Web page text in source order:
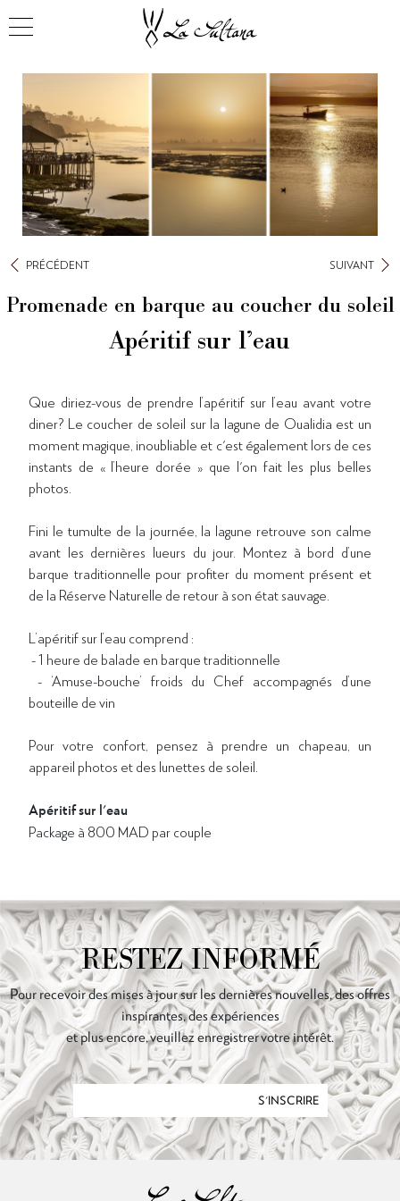
Promenade en barque au coucher du soleil
Apéritif sur l’eau
PRÉCÉDENT SUIVANT
Que diriez-vous de prendre l’apéritif sur l’eau avant votre
diner? Le coucher de soleil sur la lagune de Oualidia est un
moment magique, inoubliable et c'est également lors de ces
instants de « l’heure dorée » que l'on fait les plus belles
photos.
Fini le tumulte de la journée, la lagune retrouve son calme
avant les dernières lueurs du jour. Montez à bord d’une
barque traditionnelle pour profiter du moment présent et
de la Réserve Naturelle de retour à son état sauvage.
L’apéritif sur l’eau comprend :
- 1 heure de balade en barque traditionnelle
- ‘Amuse-bouche’ froids du Chef accompagnés d’une
bouteille de vin
Pour votre confort, pensez à prendre un chapeau, un
appareil photos et des lunettes de soleil.
Apéritif sur l'eau
Package à 800 MAD par couple
RESTEZ INFORMÉ
Pour recevoir des mises à jour sur les dernières nouvelles, des offres
inspirantes, des expériences
et plus encore, veuillez enregistrer votre intérêt.
S'INSCRIRE